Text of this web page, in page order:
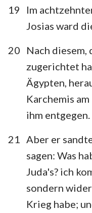
19
Im
Josias ward
20
Nach diesem,
zugerichtet
Ägypten,
Karchemis am
ihm entgegen.
21
Aber er
sagen: Was
Juda's? ich
sondern
Krieg habe;